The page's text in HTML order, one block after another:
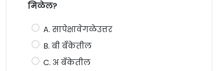
मिळेल?
A. सापेक्षावेगळेउत्तर
B. बी बँकेतील
C. अ बँकेतील